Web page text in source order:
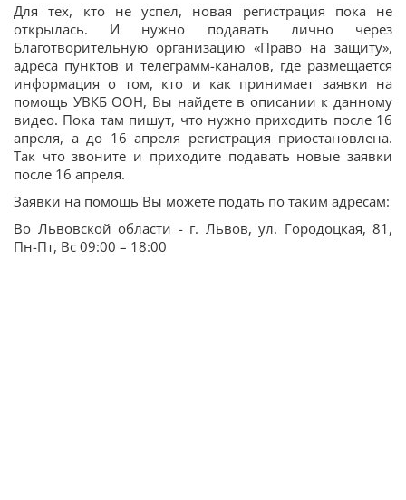
Для тех, кто не успел, новая регистрация пока не
открылась. И нужно подавать лично через
Благотворительную организацию «Право на защиту»,
адреса пунктов и телеграмм-каналов, где размещается
информация о том, кто и как принимает заявки на
помощь УВКБ ООН, Вы найдете в описании к данному
видео. Пока там пишут, что нужно приходить после 16
апреля, а до 16 апреля регистрация приостановлена.
Так что звоните и приходите подавать новые заявки
после 16 апреля.
Заявки на помощь Вы можете подать по таким адресам:
Во Львовской области - г. Львов, ул. Городоцкая, 81,
Пн-Пт, Вс 09:00 – 18:00